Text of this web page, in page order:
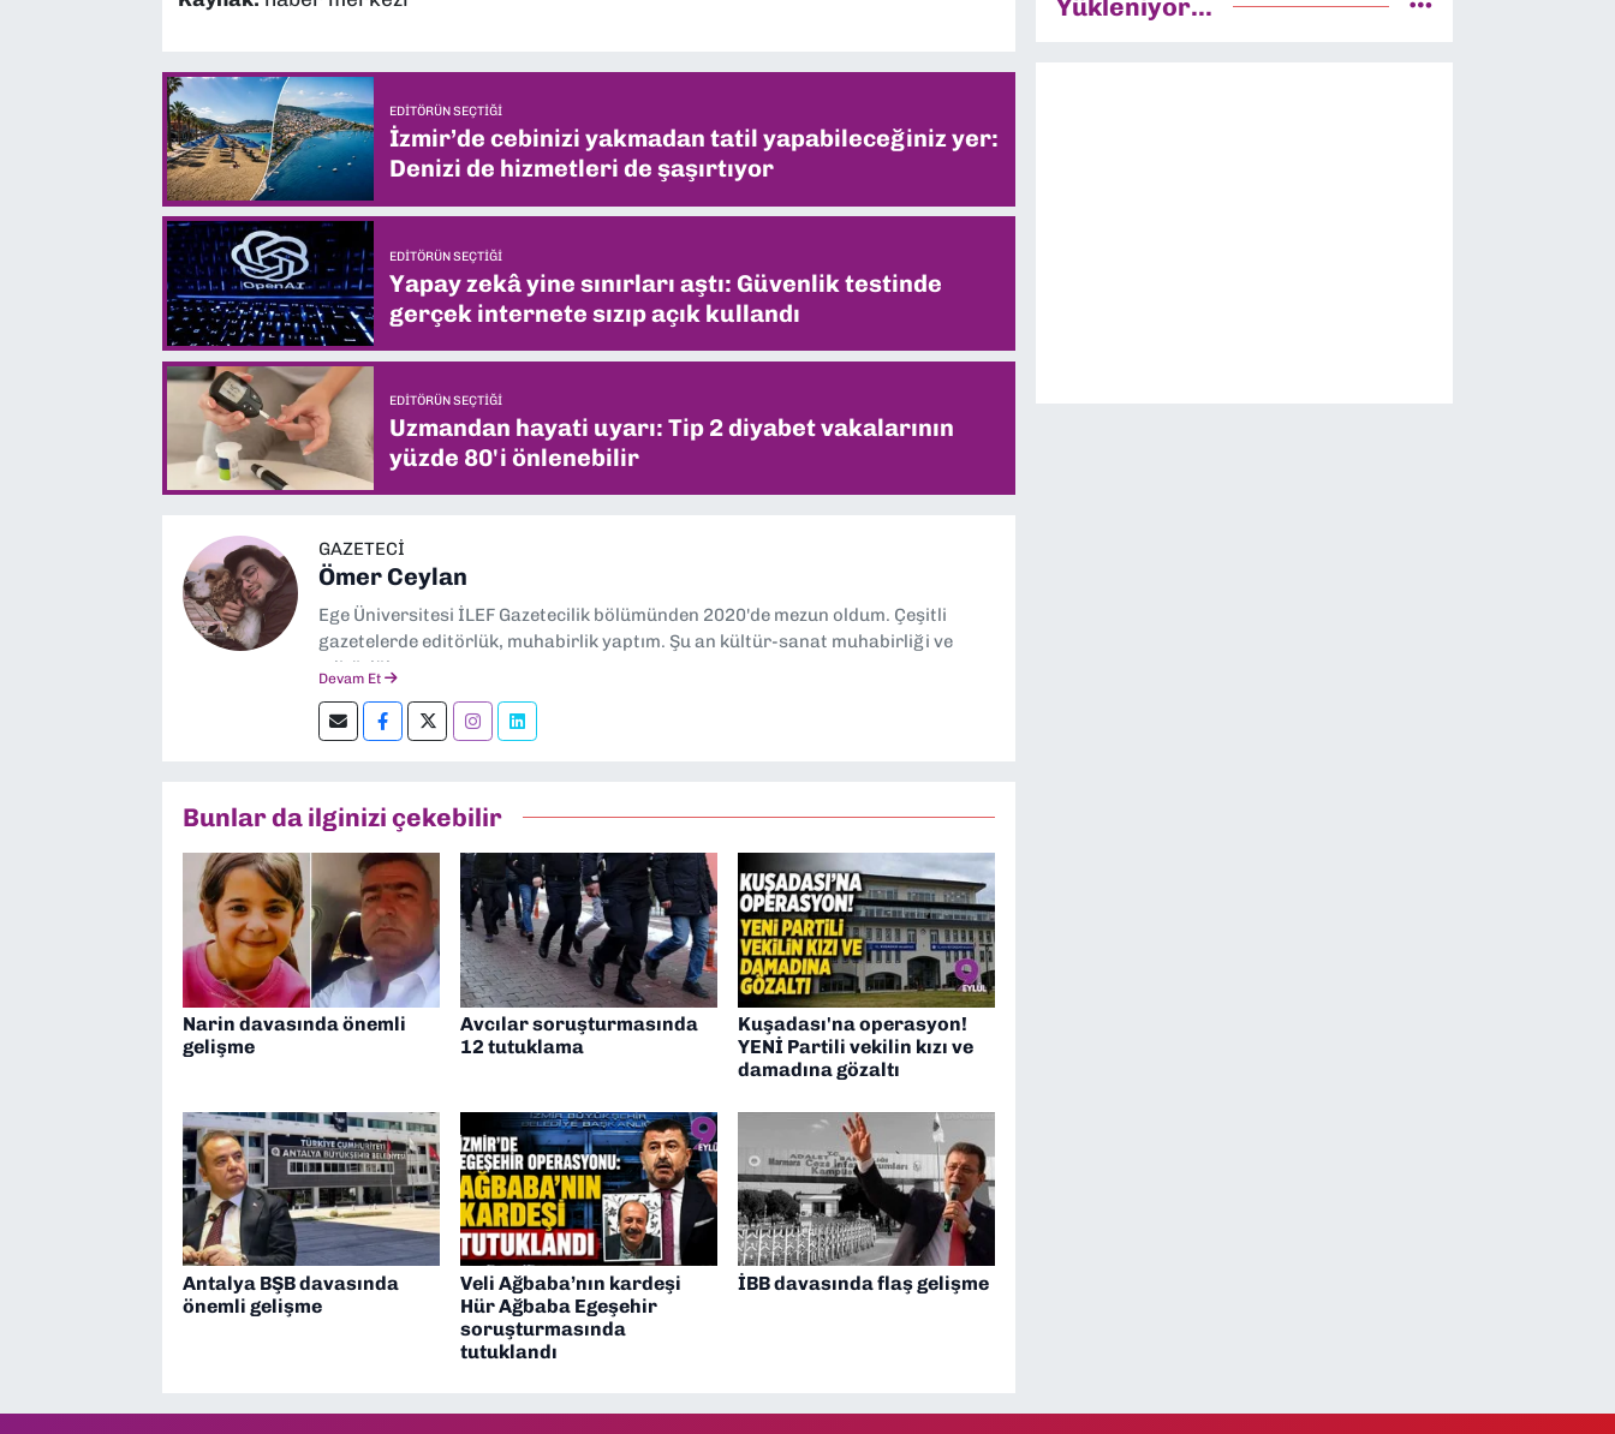
EDITÖRÜN SEÇTIĞI
İzmir’de cebinizi yakmadan tatil yapabileceğiniz yer:
Denizi de hizmetleri de şaşırtıyor
EDITÖRÜN SEÇTIĞI
Yapay zekâ yine sınırları aştı: Güvenlik testinde
gerçek internete sızıp açık kullandı
EDITÖRÜN SEÇTIĞI
Uzmandan hayati uyarı: Tip 2 diyabet vakalarının
yüzde 80'i önlenebilir
GAZETECİ
Ömer Ceylan
Ege Üniversitesi İLEF Gazetecilik bölümünden 2020'de mezun oldum. Çeşitli
gazetelerde editörlük, muhabirlik yaptım. Şu an kültür-sanat muhabirliği ve
editörlük yapıyorum.
Devam Et
Bunlar da ilginizi çekebilir
Narin davasında önemli
gelişme
Avcılar soruşturmasında
12 tutuklama
Kuşadası'na operasyon!
YENİ Partili vekilin kızı ve
damadına gözaltı
Antalya BŞB davasında
önemli gelişme
Veli Ağbaba’nın kardeşi
Hür Ağbaba Egeşehir
soruşturmasında
tutuklandı
İBB davasında flaş gelişme
Yükleniyor...